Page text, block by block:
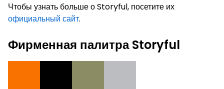
Чтобы узнать больше о Storyful, посетите их
официальный сайт.
Фирменная палитра Storyful